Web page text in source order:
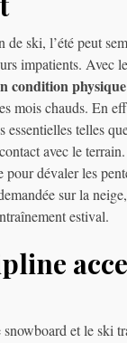
de ski, l’été peut
impatients. Avec
condition physique
mois chauds. En
essentielles telles
avec le
pour dévaler les
sur la
estival.
et le ski